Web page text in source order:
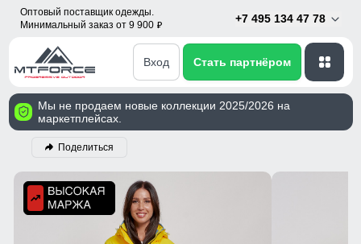
Оптовый поставщик одежды.
Минимальный заказ от 9 900 p
+7 495 134 47 78
Вход Стать партнёром
Мы не продаем новые коллекции 2025/2026 на
маркетплейсах.
Поделиться